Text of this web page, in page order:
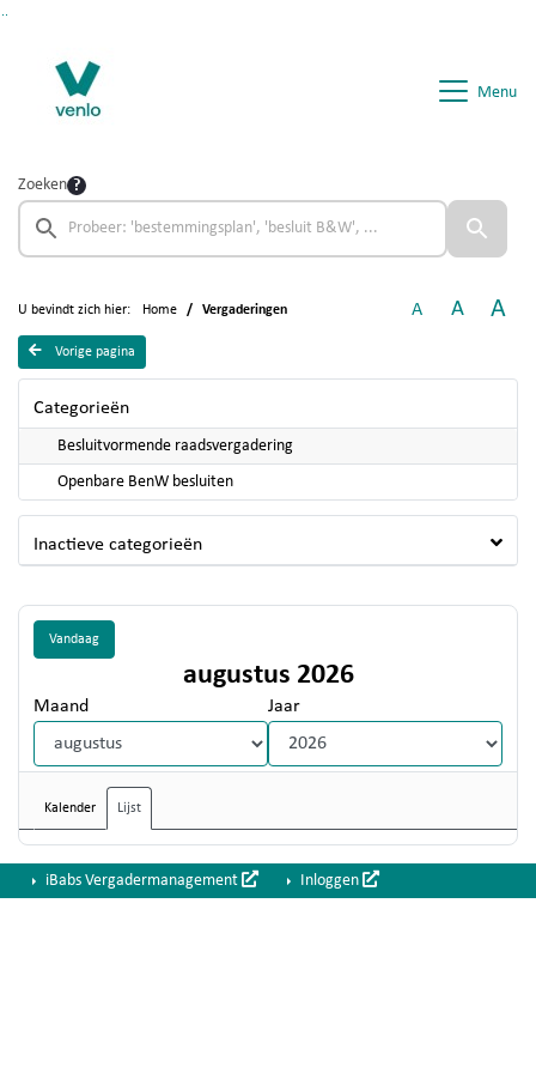
Menu
Zoeken
U bevindt zich hier: Home Vergaderingen A A A
Vorige pagina
Categorieën
Besluitvormende raadsvergadering
Openbare BenW besluiten
Inactieve categorieën
Vandaag
augustus 2026
Maand Jaar
Kalender Lijst
iBabs Vergadermanagement Inloggen